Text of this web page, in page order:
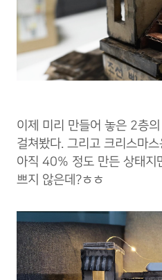
이제 미리 만들어 놓은 2층
걸쳐봤다. 그리고 크리스마
아직 40% 정도 만든 상태지
쁘지 않은데?ㅎㅎ